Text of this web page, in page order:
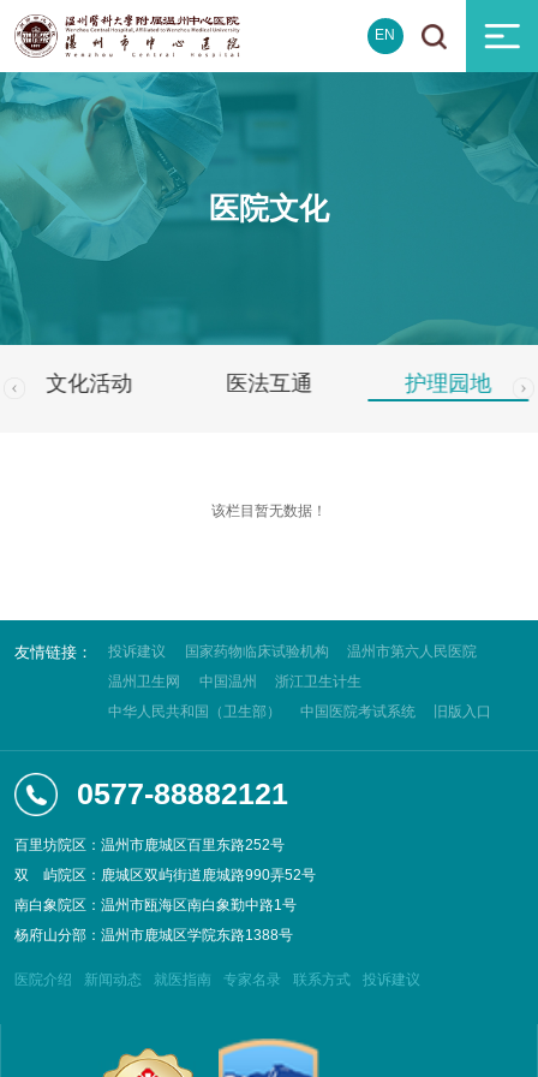
EN
医院文化
文化活动 医法互通 护理园地
该栏目暂无数据！
友情链接： 投诉建议 国家药物临床试验机构
温州市第六人民医院
温州卫生网
中国温州
浙江卫生计生
中华人民共和国（卫生部）
中国医院考试系统 旧版入口
0577-88882121
百里坊院区：温州市鹿城区百里东路252号
双
屿院区：鹿城区双屿街道鹿城路990弄52号
南白象院区：温州市瓯海区南白象勤中路1号
杨府山分部：温州市鹿城区学院东路1388号
医院介绍 新闻动态 就医指南 专家名录 联系方式 投诉建议